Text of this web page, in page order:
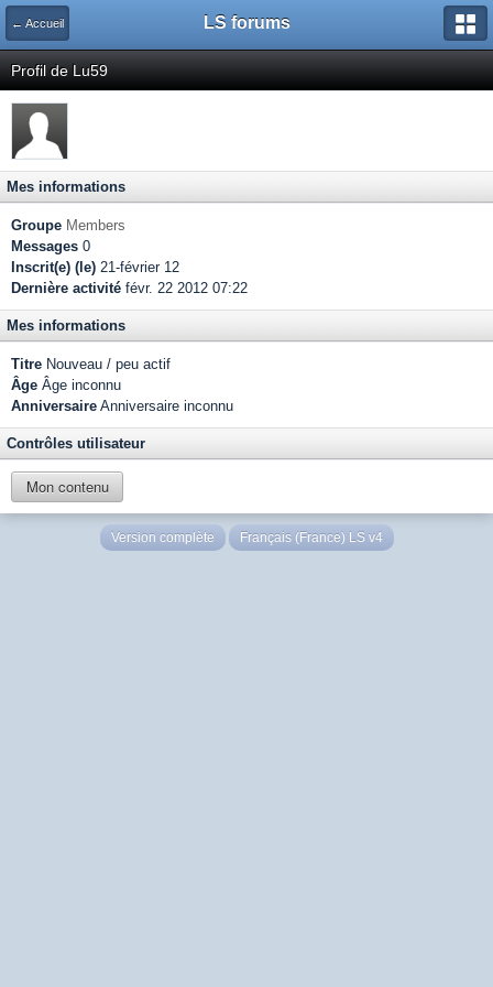
← Accueil LS forums
Profil de Lu59
Mes informations
Groupe Members
Messages 0
Inscrit(e) (le) 21-février 12
Dernière activité févr. 22 2012 07:22
Mes informations
Titre Nouveau / peu actif
Âge Âge inconnu
Anniversaire Anniversaire inconnu
Contrôles utilisateur
Mon contenu
Version complète Français (France) LS v4